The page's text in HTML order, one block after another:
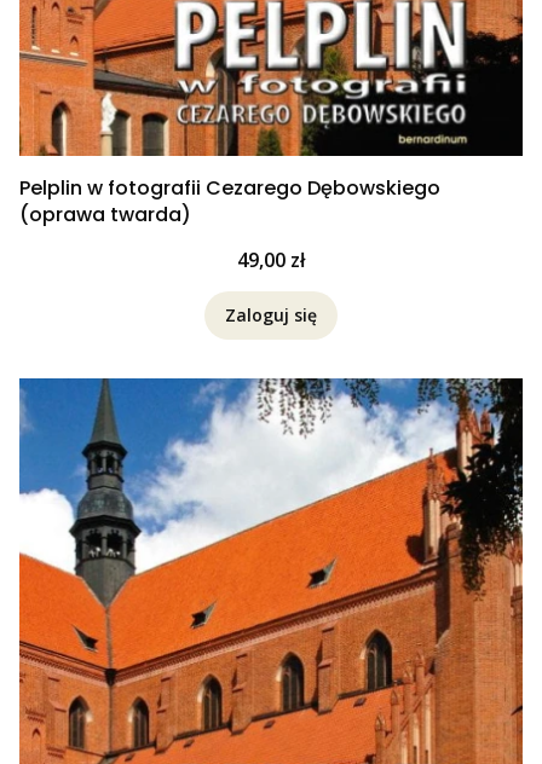
Pelplin w fotografii Cezarego Dębowskiego
(oprawa twarda)
Cena
49,00 zł
Zaloguj się